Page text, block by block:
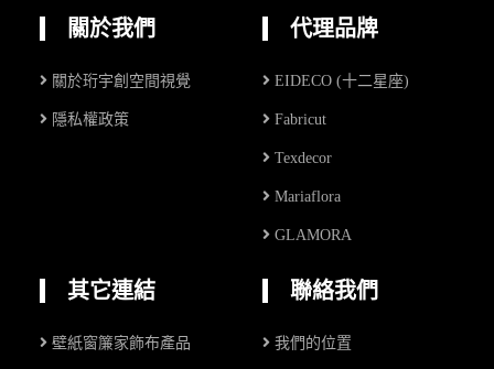
關於我們
關於珩宇創空間視覺
隱私權政策
代理品牌
EIDECO (十二星座)
Fabricut
Texdecor
Mariaflora
GLAMORA
其它連結
壁紙窗簾家飾布產品
聯絡我們
我們的位置